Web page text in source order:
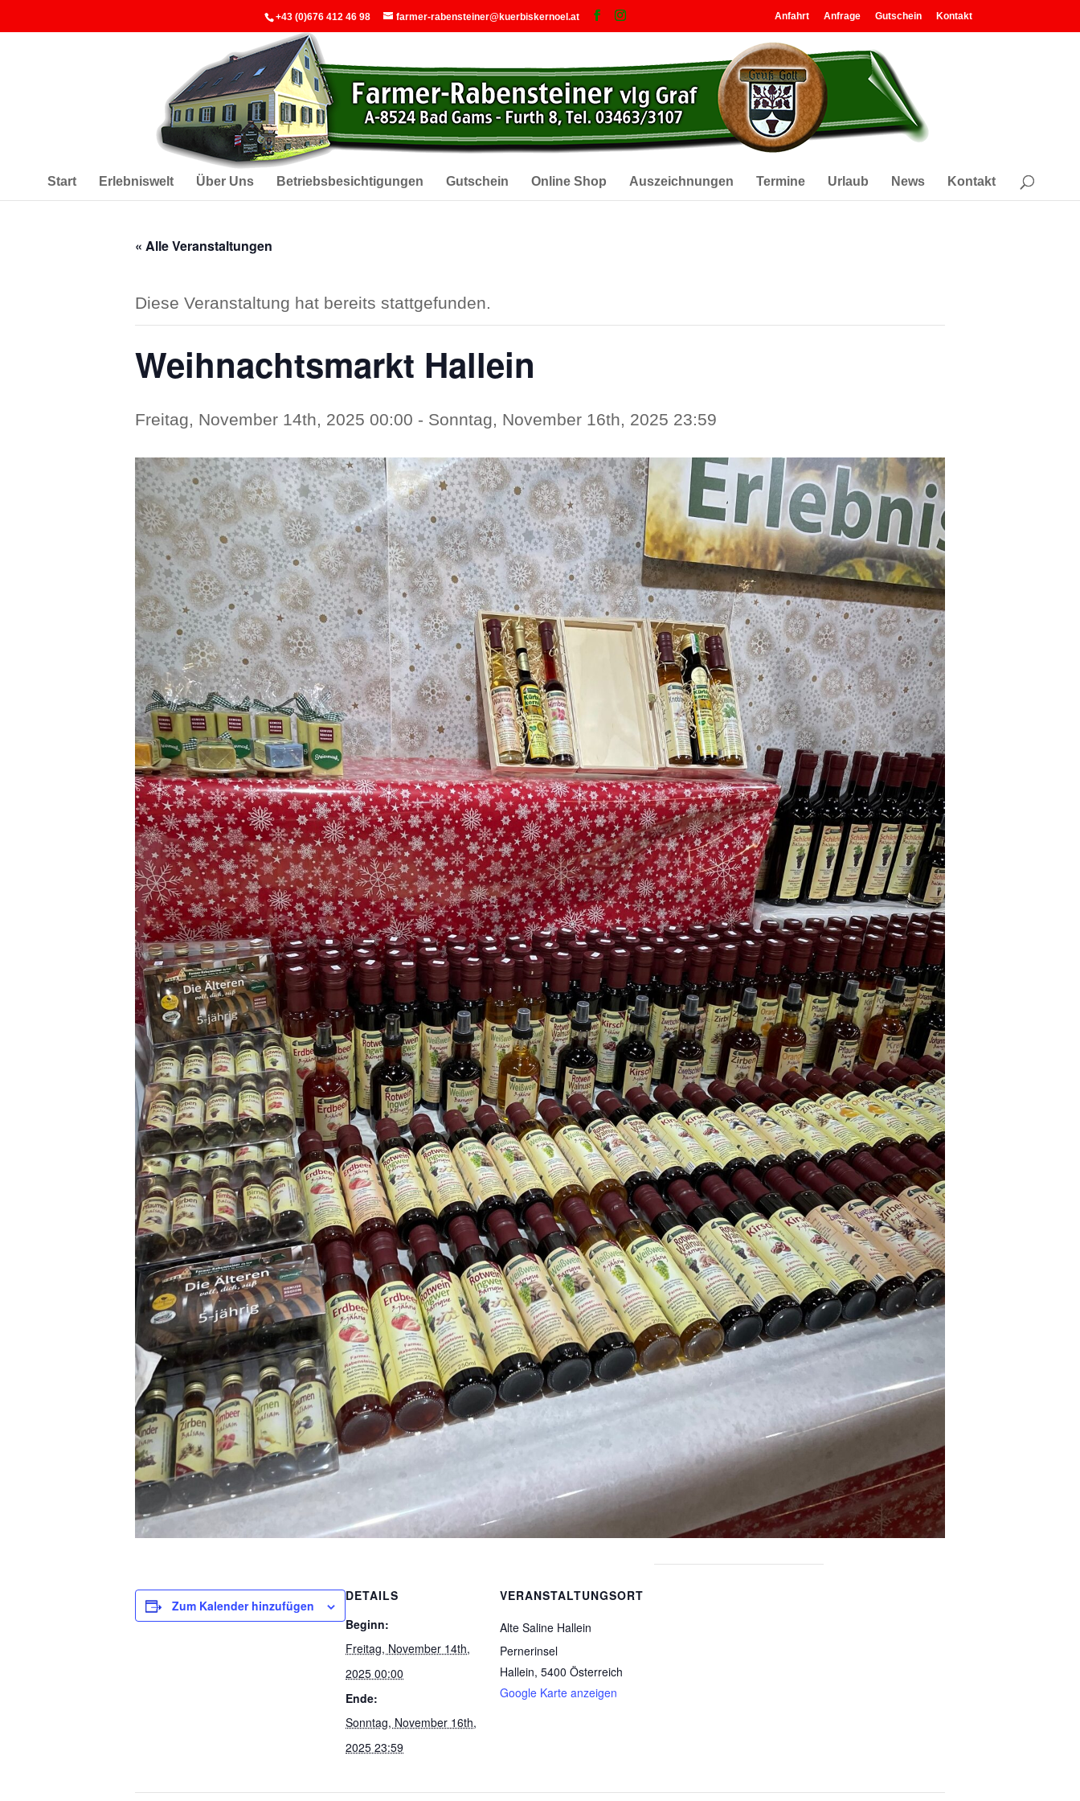
+43 (0)676 412 46 98 farmer-rabensteiner@kuerbiskernoel.at Anfahrt Anfrage Gutschein Kontakt
Start Erlebniswelt Über Uns Betriebsbesichtigungen Gutschein Online Shop Auszeichnungen Termine Urlaub News Kontakt
« Alle Veranstaltungen
Diese Veranstaltung hat bereits stattgefunden.
Weihnachtsmarkt Hallein
Freitag, November 14th, 2025 00:00 - Sonntag, November 16th, 2025 23:59
Zum Kalender hinzufügen
DETAILS
Beginn:
Freitag, November 14th,
2025 00:00
Ende:
Sonntag, November 16th,
2025 23:59
VERANSTALTUNGSORT
Alte Saline Hallein
Pernerinsel
Hallein, 5400 Österreich
Google Karte anzeigen